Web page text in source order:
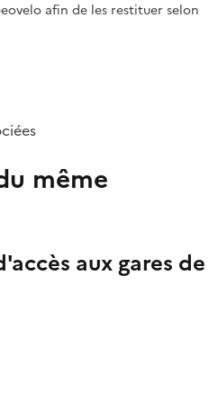
afin de les restituer selon
même
aux gares de